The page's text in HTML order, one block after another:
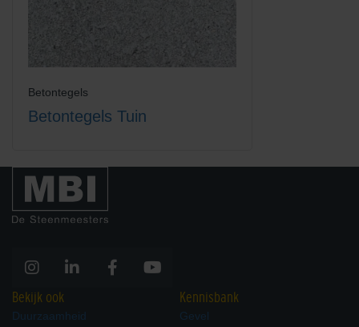
Betontegels
Betontegels Tuin
Bekijk ook
Duurzaamheid
Kennisbank
Gevel